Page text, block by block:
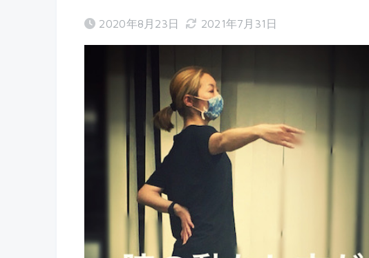
2020年8月23日 2021年7月31日